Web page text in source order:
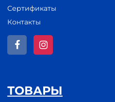
Сертификаты
Контакты
ТОВАРЫ